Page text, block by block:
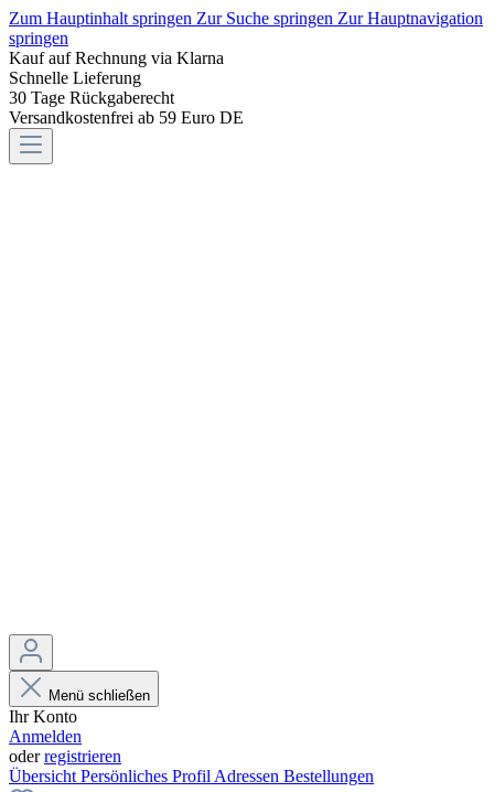
Zum Hauptinhalt springen Zur Suche springen Zur Hauptnavigation
springen
Kauf auf Rechnung via Klarna
Schnelle Lieferung
30 Tage Rückgaberecht
Versandkostenfrei ab 59 Euro DE
Menü schließen
Ihr Konto
Anmelden
oderregistrieren
Übersicht Persönliches Profil Adressen Bestellungen